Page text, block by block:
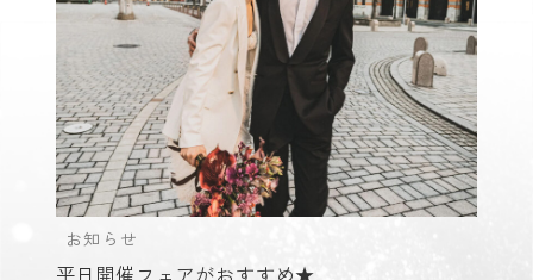
お知らせ
平日開催フェアがおすすめ★